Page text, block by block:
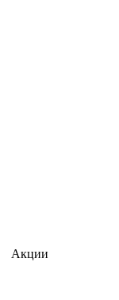
Акции